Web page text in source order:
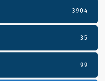
3904
35
99